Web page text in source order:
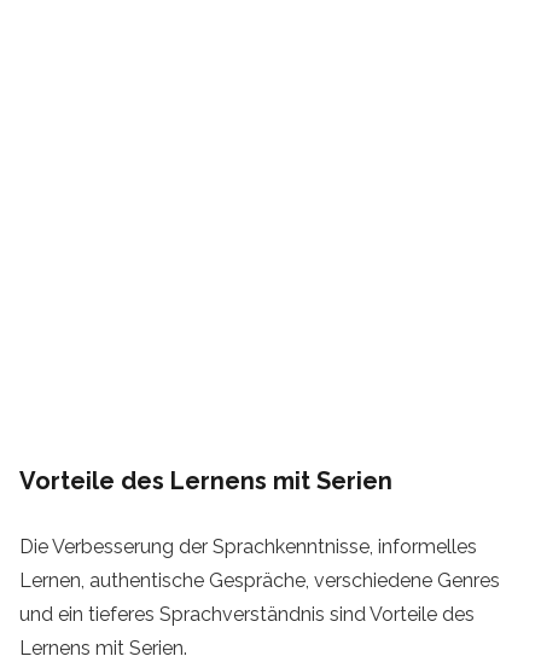
Vorteile des Lernens mit Serien
Die Verbesserung der Sprachkenntnisse, informelles
Lernen, authentische Gespräche, verschiedene Genres
und ein tieferes Sprachverständnis sind Vorteile des
Lernens mit Serien.